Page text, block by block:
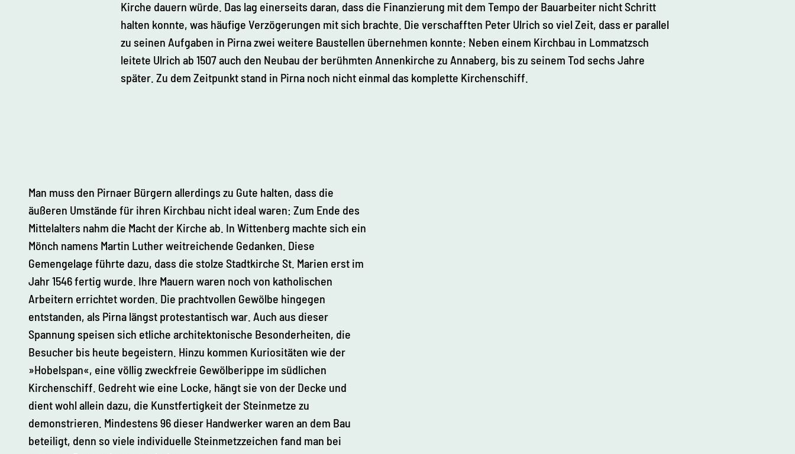
Kirche dauern würde. Das lag einerseits daran, dass die Finanzierung mit dem Tempo der Bauarbeiter nicht Schritt
halten konnte, was häufige Verzögerungen mit sich brachte. Die verschafften Peter Ulrich so viel Zeit, dass er parallel
zu seinen Aufgaben in Pirna zwei weitere Baustellen übernehmen konnte: Neben einem Kirchbau in Lommatzsch
leitete Ulrich ab 1507 auch den Neubau der berühmten Annenkirche zu Annaberg, bis zu seinem Tod sechs Jahre
später. Zu dem Zeitpunkt stand in Pirna noch nicht einmal das komplette Kirchenschiff.
Man muss den Pirnaer Bürgern allerdings zu Gute halten, dass die
äußeren Umstände für ihren Kirchbau nicht ideal waren: Zum Ende des
Mittelalters nahm die Macht der Kirche ab. In Wittenberg machte sich ein
Mönch namens Martin Luther weitreichende Gedanken. Diese
Gemengelage führte dazu, dass die stolze Stadtkirche St. Marien erst im
Jahr 1546 fertig wurde. Ihre Mauern waren noch von katholischen
Arbeitern errichtet worden. Die prachtvollen Gewölbe hingegen
entstanden, als Pirna längst protestantisch war. Auch aus dieser
Spannung speisen sich etliche architektonische Besonderheiten, die
Besucher bis heute begeistern. Hinzu kommen Kuriositäten wie der
»Hobelspan«, eine völlig zweckfreie Gewölberippe im südlichen
Kirchenschiff. Gedreht wie eine Locke, hängt sie von der Decke und
dient wohl allein dazu, die Kunstfertigkeit der Steinmetze zu
demonstrieren. Mindestens 96 dieser Handwerker waren an dem Bau
beteiligt, denn so viele individuelle Steinmetzzeichen fand man bei